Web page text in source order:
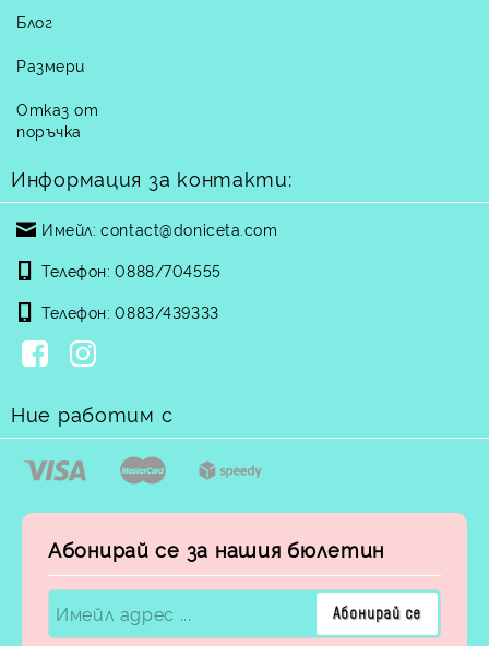
Блог
Размери
Отказ от
поръчка
Информация за контакти:
Имейл: contact@doniceta.com
Телефон: 0888/704555
Телефон: 0883/439333
Ние работим с
Абонирай се за нашия бюлетин